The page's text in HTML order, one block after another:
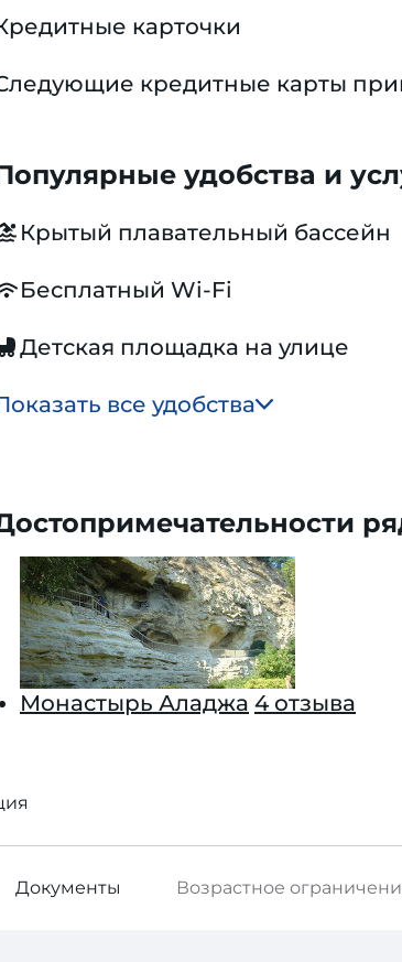
карточки
кредитные карты
удобства и
Крытый плавательный бассейн
Бесплатный Wi-Fi
Детская площадка на улице
все удобства
Монастырь Аладжа 4 отзыва
Возрастное
Документы